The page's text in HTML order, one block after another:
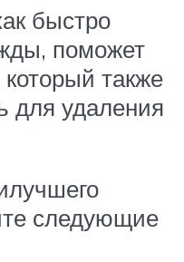
быстро
поможет
также
для удаления
следующие